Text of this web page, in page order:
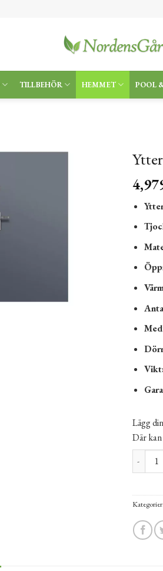
TILLBEHÖR HEMMET POOL
Lägg
Där